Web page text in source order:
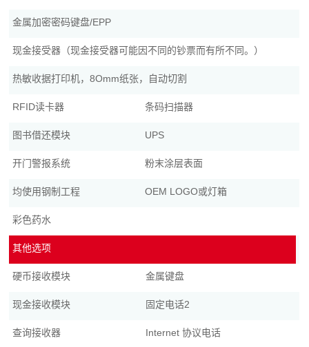
金属加密密码键盘/EPP
现金接受器（现金接受器可能因不同的钞票而有所不同。）
热敏收据打印机，8Omm纸张，自动切割
RFID读卡器 条码扫描器
图书借还模块 UPS
开门警报系统 粉末涂层表面
均使用钢制工程 OEM LOGO或灯箱
彩色药水
其他选项
硬币接收模块 金属键盘
现金接收模块 固定电话2
查询接收器 Internet 协议电话